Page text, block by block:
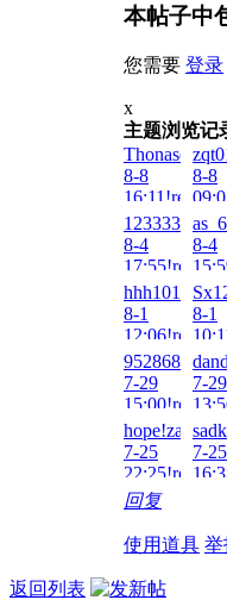
本帖子中
您需要 登录
x
主题浏览记
8-8
16:11!read!
8-8
8-4
17:55!read!
8-4
8-1
12:06!read!
8-1
7-29
15:00!read!
7-29
7-25
22:25!read!
7-25
回复
使用道具 举
返回列表